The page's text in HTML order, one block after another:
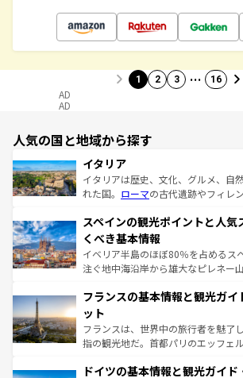
1 2 3 … 16
AD
AD
人気の国と地域から探す
イタリア
イタリアは歴史、文化、グルメ、自
れた国。 ローマの古代遺跡やフィレ
ろん、トスカーナの美しい田園風景
景など、自然景観も見逃せない。観
ピザやパスタなど、絶品のイタリア
できる。朝目覚めてから夜眠るまで
なお、新着のイタリア情報はコンテ
しい。
スペインの観光ポイントと人気
くべき基本情報
イベリア半島のほぼ80％を占めるス
注ぐ地中海沿岸から雄大なピレネー
文化が根付くこの国では、情熱的な
れる闘牛、そして美味しいタパスが
る。首都マドリードの洗練された雰
アートに溢れた街角から、地方では
せる。地方によって風土や気候が異
フランスの基本情報と観光ガイ
ット
フランスは、世界中の旅行者を魅了
指の観光地だ。首都パリのエッフェ
で、幅広い魅力が詰まっている。華
ドイツの基本情報と観光ガイド